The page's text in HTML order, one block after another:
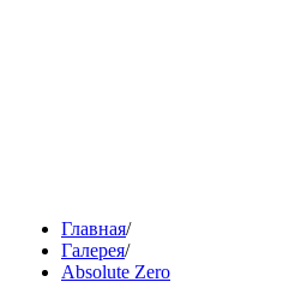
Главная/
Галерея/
Absolute Zero